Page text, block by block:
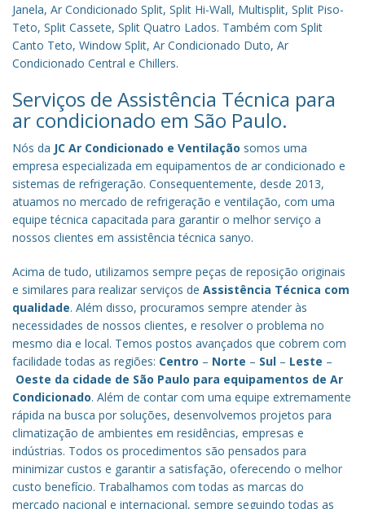
Janela, Ar Condicionado Split, Split Hi-Wall, Multisplit, Split Piso-
Teto, Split Cassete, Split Quatro Lados. Também com Split
Canto Teto, Window Split, Ar Condicionado Duto, Ar
Condicionado Central e Chillers.
Serviços de Assistência Técnica para
ar condicionado em São Paulo.
Nós da JC Ar Condicionado e Ventilação somos uma
empresa especializada em equipamentos de ar condicionado e
sistemas de refrigeração. Consequentemente, desde 2013,
atuamos no mercado de refrigeração e ventilação, com uma
equipe técnica capacitada para garantir o melhor serviço a
nossos clientes em assistência técnica sanyo.
Acima de tudo, utilizamos sempre peças de reposição originais
e similares para realizar serviços de Assistência Técnica com
qualidade. Além disso, procuramos sempre atender às
necessidades de nossos clientes, e resolver o problema no
mesmo dia e local. Temos postos avançados que cobrem com
facilidade todas as regiões: Centro – Norte – Sul – Leste –
Oeste da cidade de São Paulo para equipamentos de Ar
Condicionado. Além de contar com uma equipe extremamente
rápida na busca por soluções, desenvolvemos projetos para
climatização de ambientes em residências, empresas e
indústrias. Todos os procedimentos são pensados para
minimizar custos e garantir a satisfação, oferecendo o melhor
custo benefício. Trabalhamos com todas as marcas do
mercado nacional e internacional, sempre seguindo todas as